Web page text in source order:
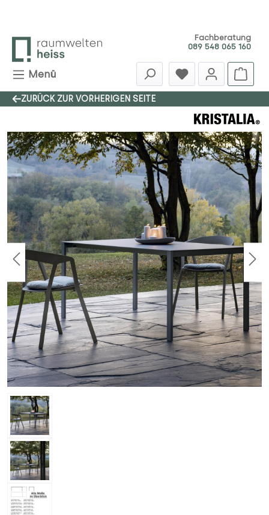
Fachberatung
089 548 065 160
Menü
ZURÜCK ZUR VORHERIGEN SEITE
Bildergalerie überspringen